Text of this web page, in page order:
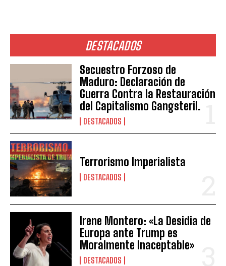
DESTACADOS
Secuestro Forzoso de
Maduro: Declaración de
Guerra Contra la Restauración
del Capitalismo Gangsteril.
DESTACADOS
Terrorismo Imperialista
DESTACADOS
Irene Montero: «La Desidia de
Europa ante Trump es
Moralmente Inaceptable»
DESTACADOS